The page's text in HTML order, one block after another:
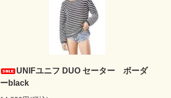
UNIFユニフ DUO セーター ボーダ
ーblack